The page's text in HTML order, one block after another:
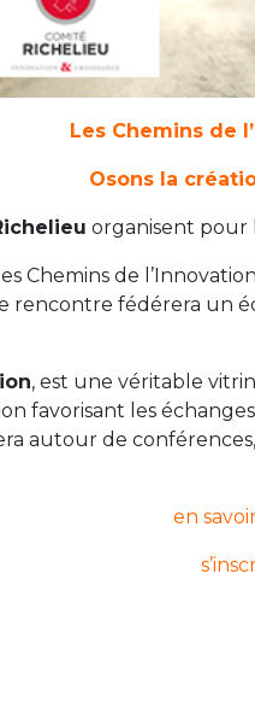
Les Chemins de
Osons la
organisent pour
Chemins de
fédérera un
, est une véritable
favorisant les
autour de
en